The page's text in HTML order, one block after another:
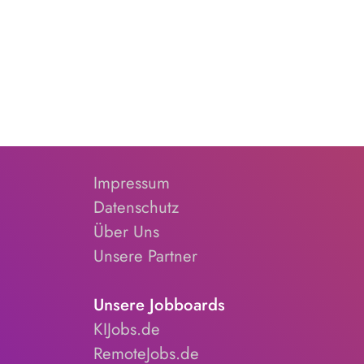
Impressum
Datenschutz
Über Uns
Unsere Partner
Unsere Jobboards
KIJobs.de
RemoteJobs.de